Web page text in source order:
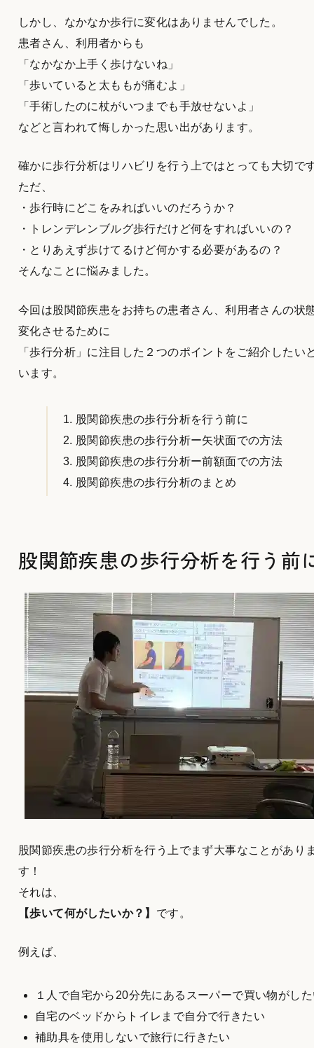
しかし、なかなか歩行に変化はありませんでした。
患者さん、利用者からも
「なかなか上手く歩けないね」
「歩いていると太ももが痛むよ」
「手術したのに杖がいつまでも手放せないよ」
などと言われて悔しかった思い出があります。
確かに歩行分析はリハビリを行う上ではとっても大切で
ただ、
・歩行時にどこをみればいいのだろうか？
・トレンデレンブルグ歩行だけど何をすればいいの？
・とりあえず歩けてるけど何かする必要があるの？
そんなことに悩みました。
今回は股関節疾患をお持ちの患者さん、利用者さんの状
変化させるために
「歩行分析」に注目した２つのポイントをご紹介したい
います。
股関節疾患の歩行分析を行う前に
股関節疾患の歩行分析ー矢状面での方法
股関節疾患の歩行分析ー前額面での方法
股関節疾患の歩行分析のまとめ
股関節疾患の歩行分析を行う前
股関節疾患の歩行分析を行う上でまず大事なことがあり
す！
それは、
【歩いて何がしたいか？】 です。
例えば、
１人で自宅から20分先にあるスーパーで買い物がし
自宅のベッドからトイレまで自分で行きたい
補助具を使用しないで旅行に行きたい